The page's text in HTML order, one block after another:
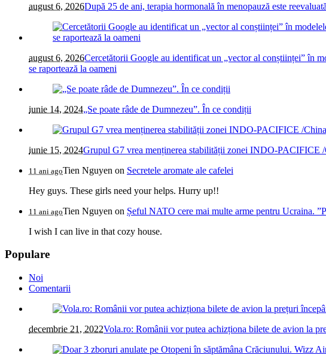
august 6, 2026După 25 de ani, terapia hormonală în menopauză este
august 6, 2026Cercetătorii Google au identificat un „vector al conștiinței” în
se raportează la oameni
iunie 14, 2024„Se poate râde de Dumnezeu”. În ce condiții
iunie 15, 2024Grupul G7 vrea menținerea stabilității zonei INDO-PACIFICE /
11 ani agoTien Nguyen on Secretele aromate ale cafelei
Hey guys. These girls need your helps. Hurry up!!
11 ani agoTien Nguyen on Șeful NATO cere mai multe arme pentru Ucraina.
I wish I can live in that cozy house.
Populare
Noi
Comentarii
decembrie 21, 2022Vola.ro: Românii vor putea achizționa bilete de avion la